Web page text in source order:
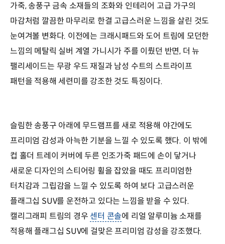
가죽, 송풍구 금속 소재들의 조화와 인테리어 고급 가구의
마감처럼 깔끔한 마무리로 한결 고급스러운 느낌을 살린 것도
눈여겨볼 변화다. 이전에는 크래시패드와 도어 트림에 모던한
느낌의 메탈릭 실버 계열 가니시가 주를 이뤘던 반면, 더 뉴
팰리세이드는 무광 우드 재질과 남성 수트의 스트라이프
패턴을 적용해 세련미를 강조한 것도 특징이다.
슬림한 송풍구 아래에 무드램프를 새로 적용해 야간에도
프리미엄 감성과 아늑한 기분을 느낄 수 있도록 했다. 이 밖에
컵 홀더 트레이 커버에 두른 인조가죽 패드에 손이 닿거나
새로운 디자인의 스티어링 휠을 잡았을 때도 프리미엄한
터치감과 그립감을 느낄 수 있도록 하여 보다 고급스러운
플래그십 SUV를 운전하고 있다는 느낌을 받을 수 있다.
캘리그래피 트림의 경우 센터 콘솔에 리얼 알루미늄 소재를
적용해 플래그십 SUV에 걸맞은 프리미엄 감성을 강조했다.